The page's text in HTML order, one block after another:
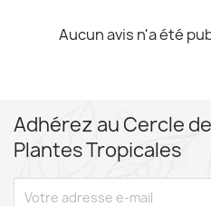
Aucun avis n'a été
Adhérez au Cercle
Plantes Tropicales